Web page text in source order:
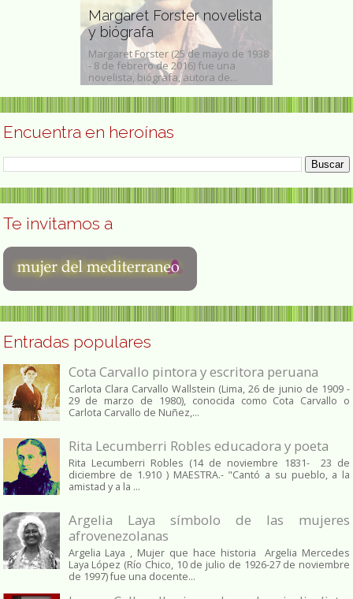
Margaret Forster novelista
y biógrafa
Margaret Forster (25 de mayo de 1938
- 8 de febrero de 2016) fue una
novelista, biógrafa, autora de...
Encuentra en heroínas
Te invitamos a
Entradas populares
Cota Carvallo pintora y escritora peruana
Carlota Clara Carvallo Wallstein (Lima, 26 de junio de 1909 -
29 de marzo de 1980), conocida como Cota Carvallo o
Carlota Carvallo de Nuñez,...
Rita Lecumberri Robles educadora y poeta
Rita Lecumberri Robles (14 de noviembre 1831- 23 de
diciembre de 1.910 ) MAESTRA.- "Cantó a su pueblo, a la
amistad y a la ...
Argelia Laya símbolo de las mujeres
afrovenezolanas
Argelia Laya , Mujer que hace historia Argelia Mercedes
Laya López (Río Chico, 10 de julio de 1926-27 de noviembre
de 1997) fue una docente...